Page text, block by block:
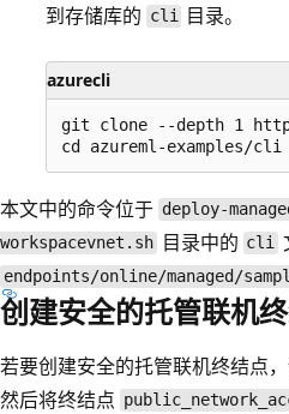
到存储库的 cli 目录。
azurecli
git clone --depth 1
本文中的命令位于 deploy-
workspacevnet.sh 目录中的 cli
endpoints/online/managed/
创建安全的托管联机
若要创建安全的托管联机终结点
然后将终结点